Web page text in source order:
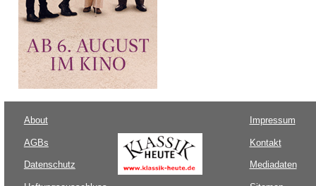
About
AGBs
Datenschutz
Impressum
Kontakt
Mediadaten